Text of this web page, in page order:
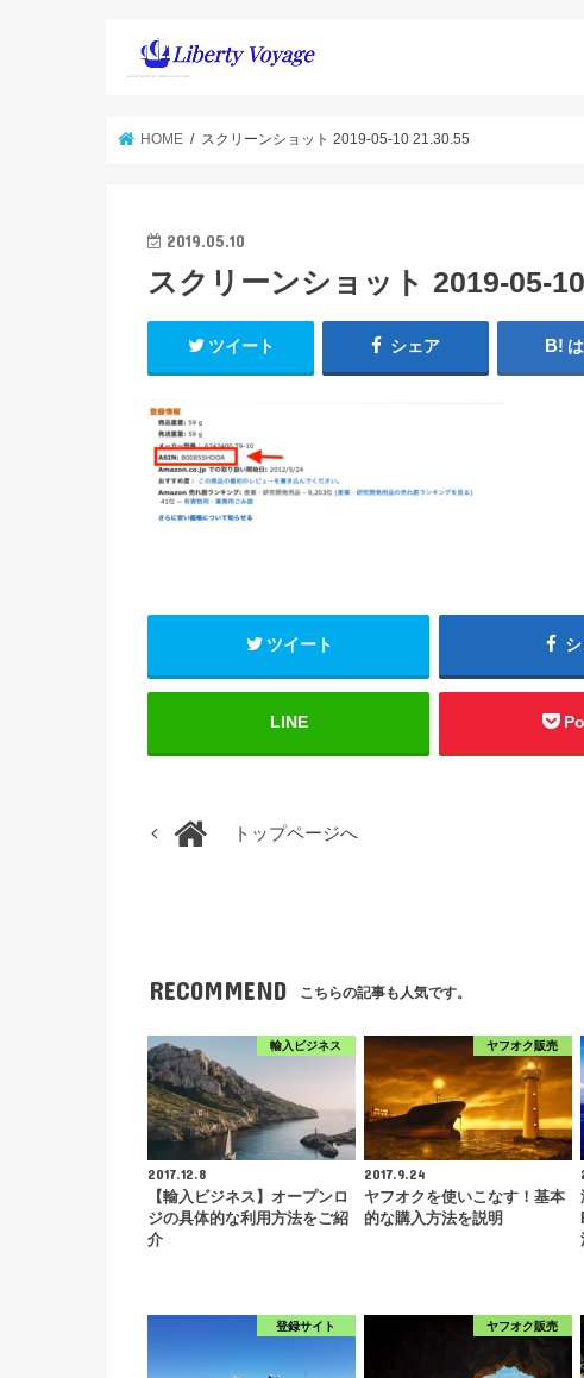
HOME スクリーンショット 2019-05-10 21.30.55
2019.05.10
スクリーンショット 2019-05-
ツイート シェア
ツイート
LINE
トップページへ
RECOMMEND こちらの記事も人気です。
輸入ビジネス
2017.12.8
【輸入ビジネス】オープンロ
ジの具体的な利用方法をご紹
介
ヤフオク販売
2017.9.24
ヤフオクを使いこなす！基本
的な購入方法を説明
登録サイト ヤフオク販売